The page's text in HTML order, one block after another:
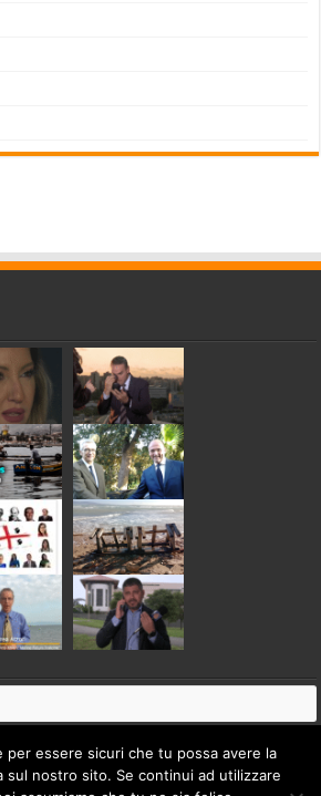
per essere sicuri che tu possa avere la
sul nostro sito. Se continui ad utilizzare